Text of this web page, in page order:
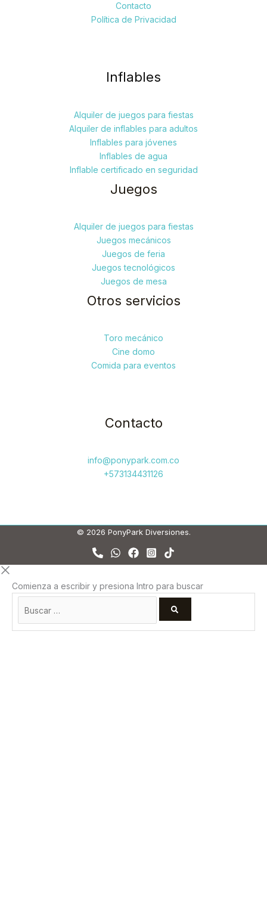
Contacto
Política de Privacidad
Inflables
Alquiler de juegos para fiestas
Alquiler de inflables para adultos
Inflables para jóvenes
Inflables de agua
Inflable certificado en seguridad
Juegos
Alquiler de juegos para fiestas
Juegos mecánicos
Juegos de feria
Juegos tecnológicos
Juegos de mesa
Otros servicios
Toro mecánico
Cine domo
Comida para eventos
Contacto
info@ponypark.com.co
+573134431126
© 2026 PonyPark Diversiones.
Comienza a escribir y presiona Intro para buscar